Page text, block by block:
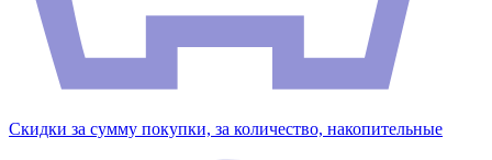
Скидки за сумму покупки, за количество, накопительные